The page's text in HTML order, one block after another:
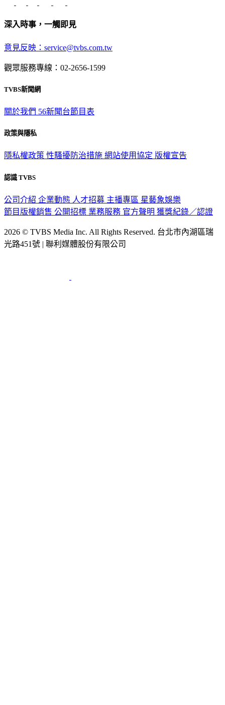
深入時事，一觸即見
意見反映：service@tvbs.com.tw
觀眾服務專線：02-2656-1599
TVBS新聞網
關於我們 56新聞台節目表
政策與隱私
隱私權政策 性騷擾防治措施 網站使用協定 版權宣告
認識 TVBS
公司介紹 企業動態 人才招募 主播專區 星藝象娛樂
節目版權銷售 公開招標 業務服務 官方聲明 獲獎紀錄／認證
2026 © TVBS Media Inc. All Rights Reserved. 台北市內湖區瑞
光路451號 | 聯利媒體股份有限公司